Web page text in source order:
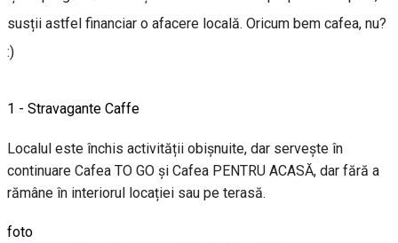
susții astfel financiar o afacere locală. Oricum bem cafea, nu?
:)
1 - Stravagante Caffe
Localul este închis activității obișnuite, dar servește în
continuare Cafea TO GO și Cafea PENTRU ACASĂ, dar fără a
rămâne în interiorul locației sau pe terasă.
foto